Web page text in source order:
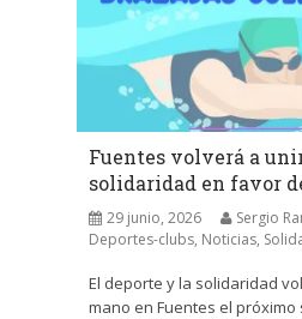
Fuentes volverá a
solidaridad en favor
29 junio, 2026
Sergio
Deportes-clubs, Noticias,
El deporte y la solidaridad
mano en Fuentes el próximo